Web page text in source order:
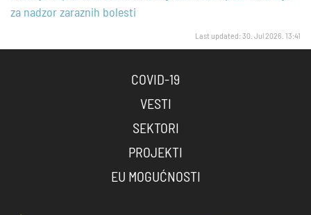
za nadzor zaraznih bolesti
Last updated: 30. Jul 2026. 13:41
COVID-19
VESTI
SEKTORI
PROJEKTI
EU MOGUĆNOSTI